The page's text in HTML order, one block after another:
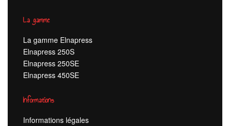
La gamme
La gamme Elnapress
Elnapress 250S
Elnapress 250SE
Elnapress 450SE
Informations
Informations légales